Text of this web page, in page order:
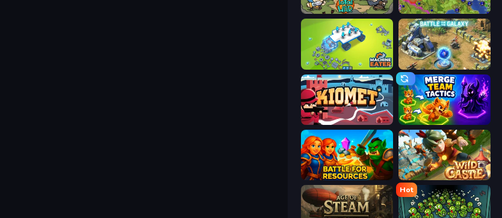
Raid Heroes: Total War Hex Empire
Machine Eater Battle for the Galaxy
Kiomet Merge Team Tactics
Battle for Resources Wild Castle TD: Grow Empire
Hot